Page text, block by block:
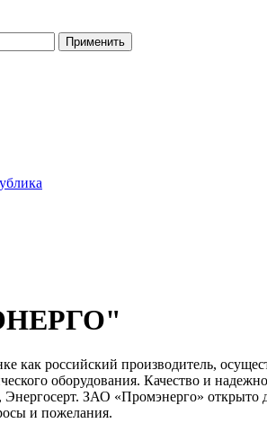
как российский производитель,
оборудования. Качество и
ЗАО «Промэнерго»
и пожелания.